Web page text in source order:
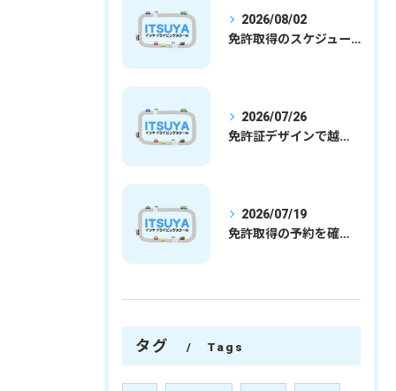
2026/08/02
免許取得のスケジュールを徹底解説学生社会人の通学合宿別プランで最短取得のコツ
2026/07/26
免許証デザインで越谷市愛を表現する埼玉県さいたま市越谷市の免許取得完全ガイド
2026/07/19
免許取得の予約を確実に取るための最新ガイドと一発試験合格の実践法
タグ Tags